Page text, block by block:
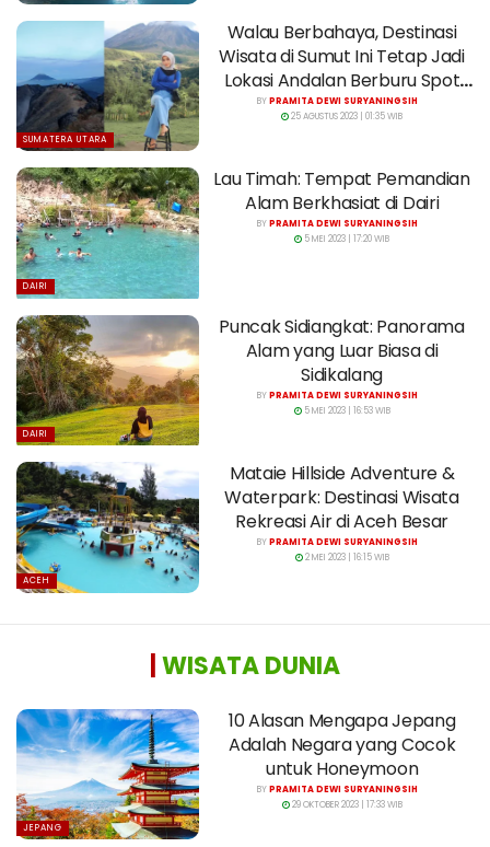
SUMATERA UTARA
Walau Berbahaya, Destinasi
Wisata di Sumut Ini Tetap Jadi
Lokasi Andalan Berburu Spot
Foto
BYPRAMITA DEWI SURYANINGSIH
25 AGUSTUS 2023 | 01:35 WIB
DAIRI
Lau Timah: Tempat Pemandian
Alam Berkhasiat di Dairi
BYPRAMITA DEWI SURYANINGSIH
5 MEI 2023 | 17:20 WIB
DAIRI
Puncak Sidiangkat: Panorama
Alam yang Luar Biasa di
Sidikalang
BYPRAMITA DEWI SURYANINGSIH
5 MEI 2023 | 16:53 WIB
ACEH
Mataie Hillside Adventure &
Waterpark: Destinasi Wisata
Rekreasi Air di Aceh Besar
BYPRAMITA DEWI SURYANINGSIH
2 MEI 2023 | 16:15 WIB
WISATA DUNIA
JEPANG
10 Alasan Mengapa Jepang
Adalah Negara yang Cocok
untuk Honeymoon
BYPRAMITA DEWI SURYANINGSIH
29 OKTOBER 2023 | 17:33 WIB